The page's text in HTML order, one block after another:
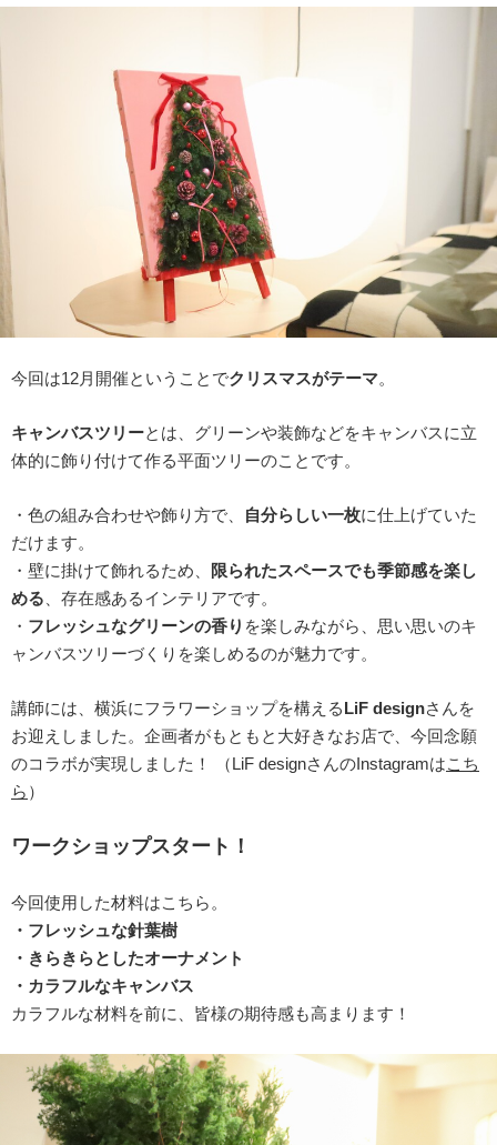
今回は12月開催ということでクリスマスがテーマ。
キャンバスツリーとは、グリーンや装飾などをキャンバスに立
体的に飾り付けて作る平面ツリーのことです。
・色の組み合わせや飾り方で、 自分らしい一枚に仕上げていた
だけます。
・壁に掛けて飾れるため、
限られたスペースでも季節感を楽し
める、存在感あるインテリアです。
・ フレッシュなグリーンの香り を楽しみながら、思い思いのキ
ャンバスツリーづくりを楽しめるのが魅力です。
講師には、横浜にフラワーショップを構える LiF designさんを
お迎えしました。企画者がもともと大好きなお店で、今回念願
のコラボが実現しました！ （LiF designさんのInstagramはこち
ら ）
ワークショップスタート！
今回使用した材料はこちら。
・フレッシュな針葉樹
・きらきらとしたオーナメント
・カラフルなキャンバス
カラフルな材料を前に、皆様の期待感も高まります！